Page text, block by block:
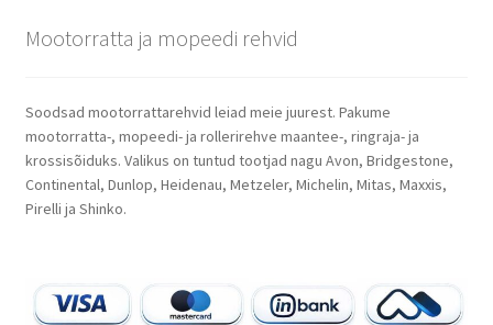
Mootorratta ja mopeedi rehvid
Soodsad mootorrattarehvid leiad meie juurest. Pakume
mootorratta-, mopeedi- ja rollerirehve maantee-, ringraja- ja
krossisõiduks. Valikus on tuntud tootjad nagu Avon, Bridgestone,
Continental, Dunlop, Heidenau, Metzeler, Michelin, Mitas, Maxxis,
Pirelli ja Shinko.